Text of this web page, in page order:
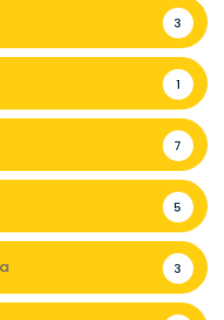
3
1
7
5
3